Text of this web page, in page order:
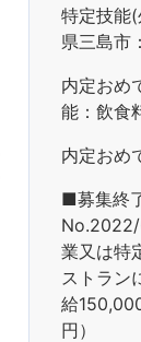
特定技能
県三島市
内定おめ
能：飲食
内定おめ
■募集終
業又は特
ストラン
給
円）